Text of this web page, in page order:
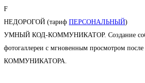
F
НЕДОРОГОЙ (тариф ПЕРСОНАЛЬНЫЙ)
УМНЫЙ КОД-КОММУНИКАТОР. Создание
фотогаллереи с мгновенным просмотром
КОММУНИКАТОРА.